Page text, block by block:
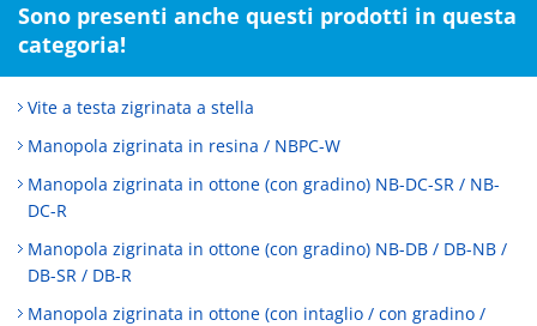
Sono presenti anche questi prodotti in questa
categoria!
Vite a testa zigrinata a stella
Manopola zigrinata in resina / NBPC-W
Manopola zigrinata in ottone (con gradino) NB-DC-SR / NB-
DC-R
Manopola zigrinata in ottone (con gradino) NB-DB / DB-NB /
DB-SR / DB-R
Manopola zigrinata in ottone (con intaglio / con gradino /